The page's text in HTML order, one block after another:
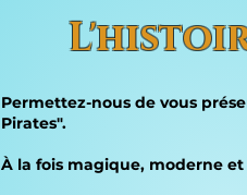
Permettez-nous de vous
Pirates".
À la fois magique, moderne